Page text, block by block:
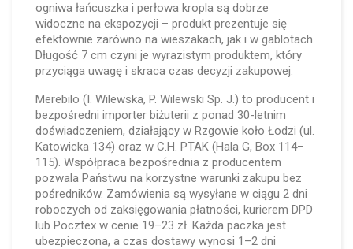
ogniwa łańcuszka i perłowa kropla są dobrze
widoczne na ekspozycji – produkt prezentuje się
efektownie zarówno na wieszakach, jak i w gablotach.
Długość 7 cm czyni je wyrazistym produktem, który
przyciąga uwagę i skraca czas decyzji zakupowej.
Merebilo (I. Wilewska, P. Wilewski Sp. J.) to producent i
bezpośredni importer biżuterii z ponad 30-letnim
doświadczeniem, działający w Rzgowie koło Łodzi (ul.
Katowicka 134) oraz w C.H. PTAK (Hala G, Box 114–
115). Współpraca bezpośrednia z producentem
pozwala Państwu na korzystne warunki zakupu bez
pośredników. Zamówienia są wysyłane w ciągu 2 dni
roboczych od zaksięgowania płatności, kurierem DPD
lub Pocztex w cenie 19–23 zł. Każda paczka jest
ubezpieczona, a czas dostawy wynosi 1–2 dni